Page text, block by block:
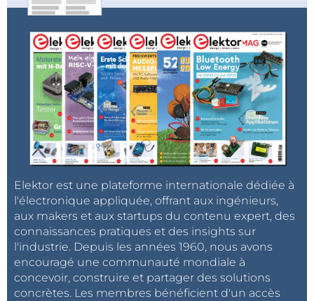
Elektor est une plateforme internationale dédiée à
l'électronique appliquée, offrant aux ingénieurs,
aux makers et aux startups du contenu expert, des
connaissances pratiques et des insights sur
l'industrie. Depuis les années 1960, nous avons
encouragé une communauté mondiale à
concevoir, construire et partager des solutions
concrètes. Les membres bénéficient d'un accès